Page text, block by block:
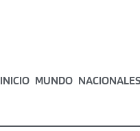
INICIO MUNDO NACIONALES